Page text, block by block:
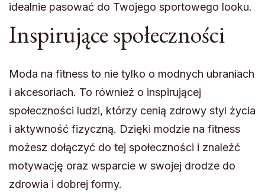
idealnie pasować do Twojego sportowego looku.
Inspirujące społeczności
Moda na fitness to nie tylko o modnych ubraniach
i akcesoriach. To również o inspirującej
społeczności ludzi, którzy cenią zdrowy styl życia
i aktywność fizyczną. Dzięki modzie na fitness
możesz dołączyć do tej społeczności i znaleźć
motywację oraz wsparcie w swojej drodze do
zdrowia i dobrej formy.